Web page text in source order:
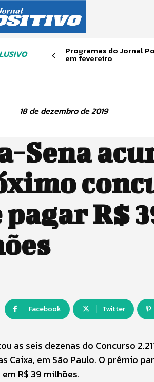
Programas do Jornal
em fevereiro
18 de dezembro de 2019
Sena
pagar R$
Facebook Twitter
as seis dezenas do Concurso
Caixa, em São Paulo. O prêmio
R$ 39 milhões.